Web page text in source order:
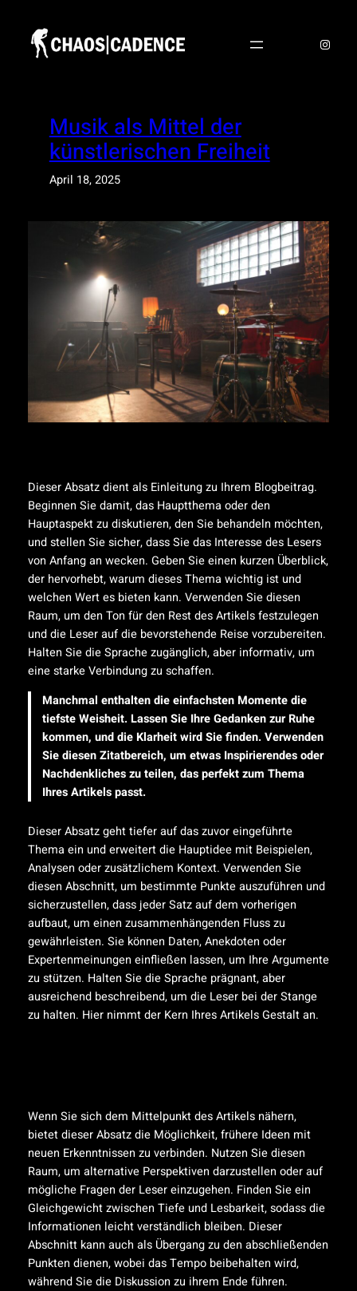
Inhalt
springen
Musik als Mittel der
künstlerischen Freiheit
April 18, 2025
Dieser Absatz dient als Einleitung zu Ihrem Blogbeitrag.
Beginnen Sie damit, das Hauptthema oder den
Hauptaspekt zu diskutieren, den Sie behandeln möchten,
und stellen Sie sicher, dass Sie das Interesse des Lesers
von Anfang an wecken. Geben Sie einen kurzen Überblick,
der hervorhebt, warum dieses Thema wichtig ist und
welchen Wert es bieten kann. Verwenden Sie diesen
Raum, um den Ton für den Rest des Artikels festzulegen
und die Leser auf die bevorstehende Reise vorzubereiten.
Halten Sie die Sprache zugänglich, aber informativ, um
eine starke Verbindung zu schaffen.
Manchmal enthalten die einfachsten Momente die
tiefste Weisheit. Lassen Sie Ihre Gedanken zur Ruhe
kommen, und die Klarheit wird Sie finden. Verwenden
Sie diesen Zitatbereich, um etwas Inspirierendes oder
Nachdenkliches zu teilen, das perfekt zum Thema
Ihres Artikels passt.
Dieser Absatz geht tiefer auf das zuvor eingeführte
Thema ein und erweitert die Hauptidee mit Beispielen,
Analysen oder zusätzlichem Kontext. Verwenden Sie
diesen Abschnitt, um bestimmte Punkte auszuführen und
sicherzustellen, dass jeder Satz auf dem vorherigen
aufbaut, um einen zusammenhängenden Fluss zu
gewährleisten. Sie können Daten, Anekdoten oder
Expertenmeinungen einfließen lassen, um Ihre Argumente
zu stützen. Halten Sie die Sprache prägnant, aber
ausreichend beschreibend, um die Leser bei der Stange
zu halten. Hier nimmt der Kern Ihres Artikels Gestalt an.
Wenn Sie sich dem Mittelpunkt des Artikels nähern,
bietet dieser Absatz die Möglichkeit, frühere Ideen mit
neuen Erkenntnissen zu verbinden. Nutzen Sie diesen
Raum, um alternative Perspektiven darzustellen oder auf
mögliche Fragen der Leser einzugehen. Finden Sie ein
Gleichgewicht zwischen Tiefe und Lesbarkeit, sodass die
Informationen leicht verständlich bleiben. Dieser
Abschnitt kann auch als Übergang zu den abschließenden
Punkten dienen, wobei das Tempo beibehalten wird,
während Sie die Diskussion zu ihrem Ende führen.